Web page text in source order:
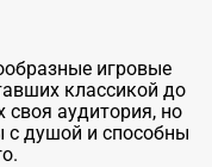
игровые
классикой до
своя аудитория, но
с душой и способны